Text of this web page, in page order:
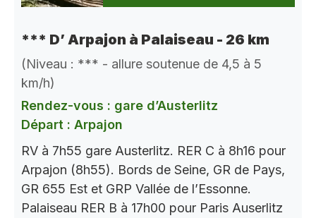
*** D’ Arpajon à Palaiseau - 26 km
(Niveau : *** - allure soutenue de 4,5 à 5
km/h)
Rendez-vous : gare d’Austerlitz
Départ : Arpajon
RV à 7h55 gare Austerlitz. RER C à 8h16 pour
Arpajon (8h55). Bords de Seine, GR de Pays,
GR 655 Est et GRP Vallée de l’Essonne.
Palaiseau RER B à 17h00 pour Paris Auserlitz